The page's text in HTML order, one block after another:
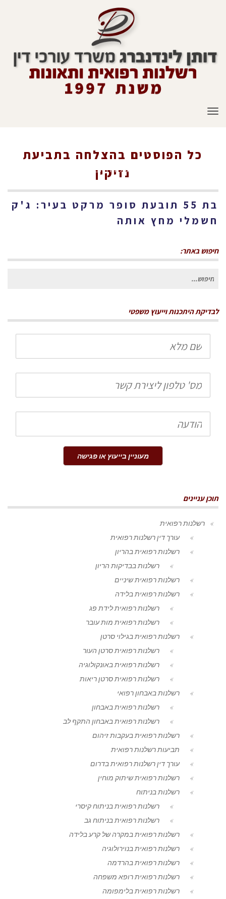
תפריט
הצלחה בתביעת נזיקין
כל הפוסטים בהצלחה בתביעת
נזיקין
בת 55 תובעת סופר מרקט בעיר: ג'ק
חשמלי מחץ אותה
חיפוש באתר:
חיפוש
לבדיקת היתכנות וייעוץ משפטי
שם
מלא
טלפון
הודעה
מעוניין בייעוץ או פגישה
תוכן עניינים
רשלנות רפואית
עורך דין רשלנות רפואית
רשלנות רפואית בהריון
רשלנות בבדיקות הריון
רשלנות רפואית שיניים
רשלנות רפואית בלידה
רשלנות רפואית לידת פג
רשלנות רפואית מות עובר
רשלנות רפואית בגילוי סרטן
רשלנות רפואית סרטן העור
רשלנות רפואית באונקולוגיה
רשלנות רפואית סרטן ריאות
רשלנות באבחון רפואי
רשלנות רפואית באבחון
רשלנות רפואית באבחון התקף לב
רשלנות רפואית בעקבות זיהום
תביעות רשלנות רפואית
עורך דין רשלנות רפואית בדרום
רשלנות רפואית שיתוק מוחין
רשלנות בניתוח
רשלנות רפואית בניתוח קיסרי
רשלנות רפואית בניתוח גב
רשלנות רפואית במקרה של קרע בלידה
רשלנות רפואית בנוירולוגיה
רשלנות רפואית בהרדמה
רשלנות רפואית רופא משפחה
רשלנות רפואית בלימפומה